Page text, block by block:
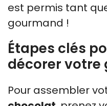
est permis tant
gourmand !
Étapes clés
décorer votre
Pour assembler